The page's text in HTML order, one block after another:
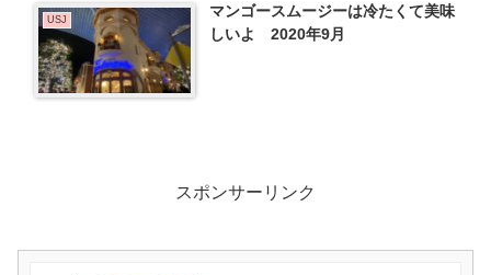
USJ
マンゴースムージーは冷たくて美味
しいよ 2020年9月
スポンサーリンク